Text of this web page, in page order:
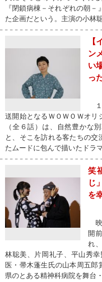
『閉鎖病棟－それぞれの朝
た企画だという。主演の小林
【
ン
い
っ
１
送開始となるＷＯＷＯＷオリ
（全６話）は、自然豊かな
と、そこを訪れる客たちの交
たムードに包んで描いたドラ
笑
じ
を
映
開
れ
林聡美、片岡礼子、平山秀
医・帚木蓬生氏の山本周五
県のとある精神科病院を舞台